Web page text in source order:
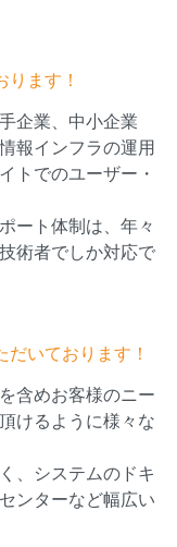
ます！
企業、中小企業
報インフラの運用
トでのユーザー・
ート体制は、年々
術者でしか対応で
いております！
含めお客様のニー
けるように様々な
、システムのドキ
ンターなど幅広い